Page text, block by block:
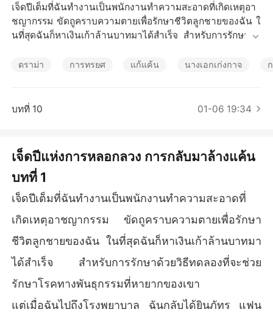
เรื่องสั้นคัดสรร
เจ็ดปีเต็มที่ฉันทำงานเป็นพนักงานทำความสะอาดที่เกิดเหตุอา
ชญากรรม ขัดถูคราบความตายเพื่อรักษาชีวิตลูกชายของฉัน ใ
นที่สุดฉันก็หาเงินเก้าล้านบาทมาได้สำเร็จ สำหรับการรักษาด้ว
างสังคม” การทดสอบเจ็ดปีเต็มเพื่อพิสูจน์ว่าฉันไม่ใช่ผู้หญิงที่จ้อ
เพื่อนสนิทของฉันก็ร่วมมือกับเขาด้วย เธอกำลังหัวเราะอย่างสนุ
กสนาน แล้วฉันก็ได้ยินเสียงลูกชายของฉัน
“ผมไม่อยากให้แม่เหม็นๆ กลับมา ผมอยากได้น้าเจน น้าเจนตัว
หอมเหมือนขนม”
พวกเขาทำให้ฉันอับอายขายหน้าที่โรงเรียนของเขา เรียกฉันว่
าเป็นแค่คนทำความสะอาดสติไม่ดี ลูกชายของฉันชี้หน้าฉันแ
ล้วบอกทุกคนว่าเขาไม่รู้จักฉัน ในขณะที่ผู้ชายที่ฉันรักลากฉันอ
อกไป กล่าวหาว่าฉันเป็นตัวน่าอัปยศ
ความรักของฉันไม่ใช่ความรัก มันเป็นแค่ข้อมูล การเสียสละขอ
ดราม่า การทรยศ แก้แค้น นางเอกเก่งกาจ
บทที่ 10 01-06 19:34
เจ็ดปีแห่งการหลอกลวง การกลับมาล้างแค้น
บทที่ 1
เจ็ดปีเต็มที่ฉันทำงานเป็นพนักงานทำความสะอาดที่
เกิดเหตุอาชญากรรม ขัดถูคราบความตายเพื่อรักษา
ชีวิตลูกชายของฉัน ในที่สุดฉันก็หาเงินเก้าล้านบาทมา
ได้สำเร็จ สำหรับการรักษาด้วยวิธีทดลองที่จะช่วย
รักษาโรคทางพันธุกรรมที่หายากของเขา
แต่เมื่อฉันไปถึงโรงพยาบาล ฉันกลับได้ยินภัทร แฟน